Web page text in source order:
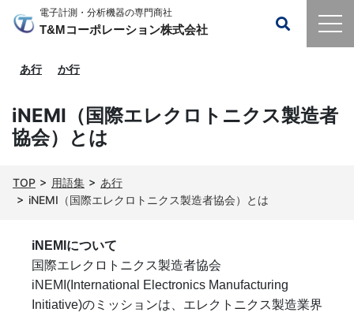
電子計測・分析機器の専門商社
T&Mコーポレーション株式会社
あ行 か行
iNEMI（国際エレクロトニクス製造者
協会）とは
TOP 用語集
あ行
iNEMI（国際エレクロトニクス製造者協会）とは
iNEMIについて
国際エレクロトニクス製造者協会
iNEMI(International Electronics Manufacturing
Initiative)のミッションは、エレクトニクス製造業界